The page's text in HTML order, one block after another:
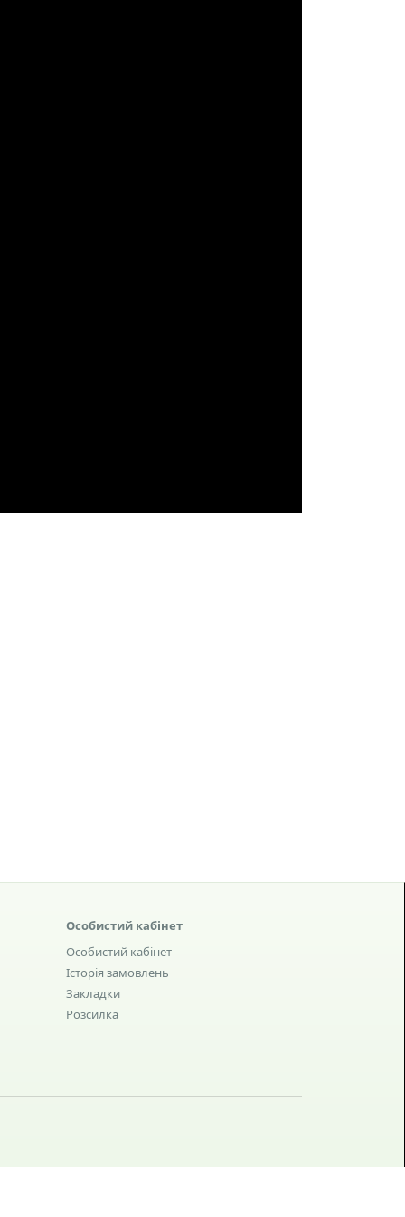
Особистий кабінет
Особистий кабінет
Історія замовлень
Закладки
Розсилка